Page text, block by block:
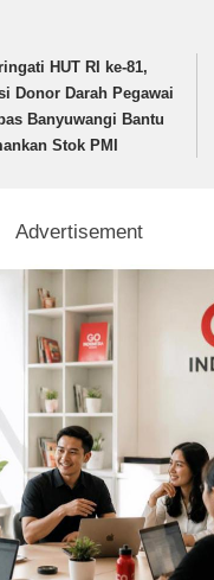
HUT RI ke-81,
Donor Darah Pegawai
Banyuwangi Bantu
Stok PMI
Advertisement